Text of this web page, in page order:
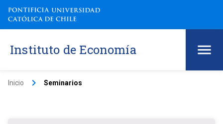
Instituto de Economía
Inicio keyboard_arrow_right Seminarios